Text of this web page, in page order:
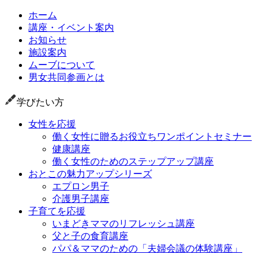
ホーム
講座・イベント案内
お知らせ
施設案内
ムーブについて
男女共同参画とは
学びたい方
女性を応援
働く女性に贈るお役立ちワンポイントセミナー
健康講座
働く女性のためのステップアップ講座
おとこの魅力アップシリーズ
エプロン男子
介護男子講座
子育てを応援
いまどきママのリフレッシュ講座
父と子の食育講座
パパ＆ママのための「夫婦会議の体験講座」